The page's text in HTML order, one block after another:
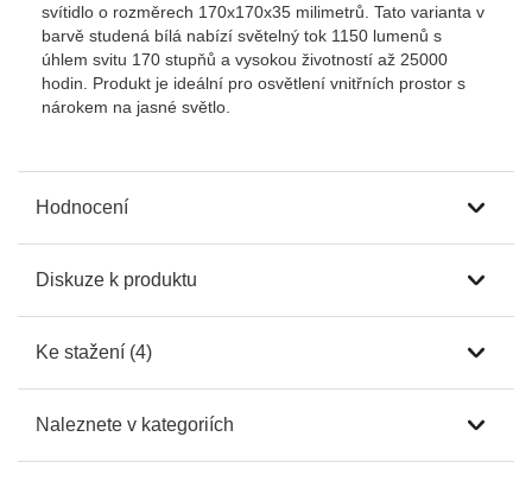
svítidlo o rozměrech 170x170x35 milimetrů. Tato varianta v
barvě studená bílá nabízí světelný tok 1150 lumenů s
úhlem svitu 170 stupňů a vysokou životností až 25000
hodin. Produkt je ideální pro osvětlení vnitřních prostor s
nárokem na jasné světlo.
Hodnocení
Diskuze k produktu
Ke stažení (4)
Naleznete v kategoriích